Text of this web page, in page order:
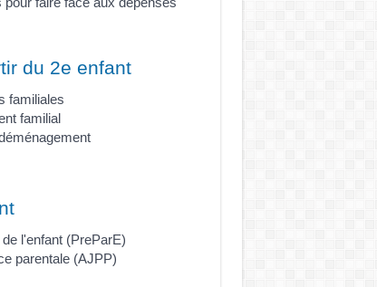
du 2e enfant
familiales
familial
l'enfant (PreParE)
parentale (AJPP)